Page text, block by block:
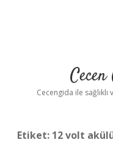
Cecengida ile
Etiket: 12 volt